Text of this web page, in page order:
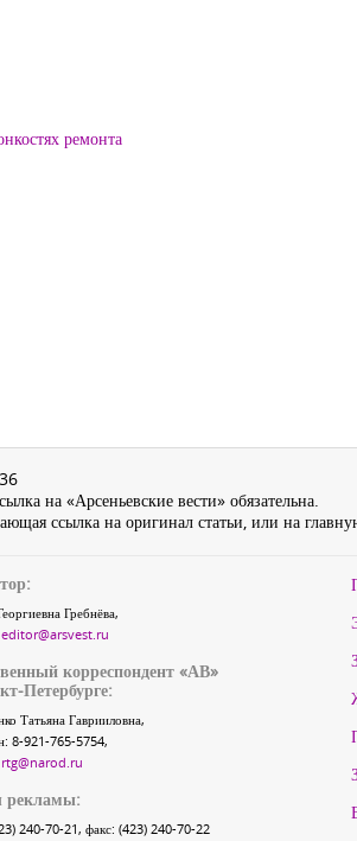
ремонта
на «Арсеньевские вести» обязательна.
ссылка на оригинал статьи, или на
Гребнёва,
editor@arsvest.ru
корреспондент «АВ»
Петербурге:
Татьяна Гаврииловна,
8-921-765-5754,
rtg@narod.ru
рекламы:
240-70-21, факс: (423) 240-70-22